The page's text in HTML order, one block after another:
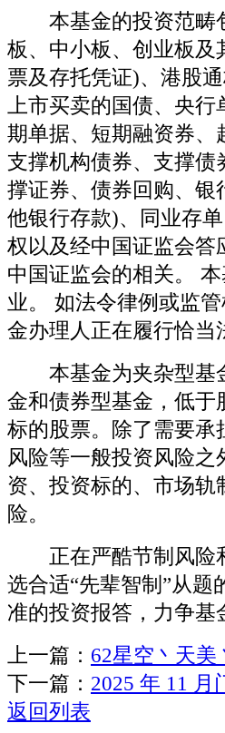
本基金的投资范畴
板、中小板、创业板及
票及存托凭证)、港股
上市买卖的国债、央行
期单据、短期融资券、
支撑机构债券、支撑
撑证券、债券回购、银
他银行存款)、同业存
权以及经中国证监会答
中国证监会的相关。
业。 如法令律例或监
金办理人正在履行恰当
本基金为夹杂型基
金和债券型基金，低于
标的股票。除了需要承
风险等一般投资风险
资、投资标的、市场
险。
正在严酷节制风险
选合适“先辈智制”从
准的投资报答，力争
上一篇： 62星空丶天
下一篇： 2025 年 11
返回列表